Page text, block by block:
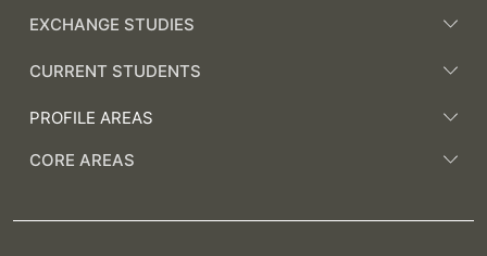
EXCHANGE STUDIES
CURRENT STUDENTS
PROFILE AREAS
CORE AREAS